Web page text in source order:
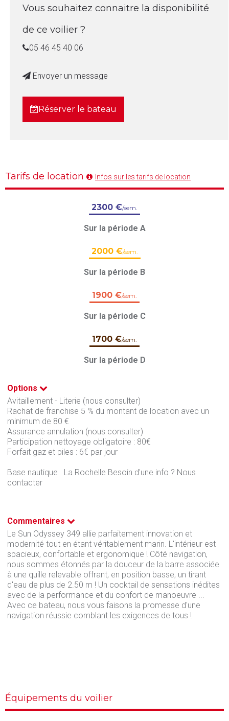
Vous souhaitez connaitre la disponibilité
de ce voilier ?
05 46 45 40 06
Envoyer un message
Réserver le bateau
Tarifs de location Infos sur les tarifs de location
2300 €/sem.
Sur la période A
2000 €/sem.
Sur la période B
1900 €/sem.
Sur la période C
1700 €/sem.
Sur la période D
Options
Avitaillement - Literie (nous consulter)
Rachat de franchise 5 % du montant de location avec un
minimum de 80 €
Assurance annulation (nous consulter)
Participation nettoyage obligatoire : 80€
Forfait gaz et piles : 6€ par jour
Base nautique La Rochelle Besoin d'une info ? Nous
contacter
Commentaires
Le Sun Odyssey 349 allie parfaitement innovation et
modernité tout en étant véritablement marin. L'intérieur est
spacieux, confortable et ergonomique ! Côté navigation,
nous sommes étonnés par la douceur de la barre associée
à une quille relevable offrant, en position basse, un tirant
d'eau de plus de 2.50 m ! Un cocktail de sensations inédites
avec de la performance et du confort de manoeuvre ...
Avec ce bateau, nous vous faisons la promesse d'une
navigation réussie comblant les exigences de tous !
Équipements du voilier